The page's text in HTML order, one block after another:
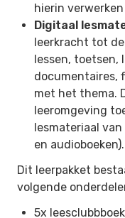
hierin
Digitaal
leerkracht tot
lessen, toetsen,
documentaires,
met het thema.
leeromgeving
lesmateriaal van
en audioboeken).
Dit leerpakket
volgende
5x